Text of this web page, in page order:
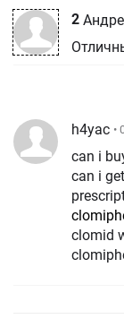
2
h4yac •
can i
can i
clomid